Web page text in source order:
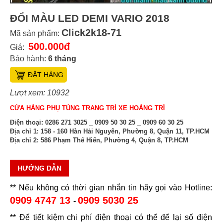
ĐỔI MÀU LED DEMI VARIO 2018
Mã sản phẩm: Click2k18-71
Giá: 500.000đ
Bảo hành: 6 tháng
ĐẶT HÀNG
Lượt xem: 10932
CỬA HÀNG PHỤ TÙNG TRANG TRÍ XE HOÀNG TRÍ
Điện thoại: 0286 271 3025 _ 0909 50 30 25 _ 0909 60 30 25
Địa chỉ 1: 158 - 160 Hàn Hải Nguyên, Phường 8, Quận 11, TP.HCM
Địa chỉ 2: 586 Phạm Thế Hiển, Phường 4, Quận 8, TP.HCM
HƯỚNG DẪN
** Nếu không có thời gian nhắn tin hãy gọi vào Hotline:
0909 4747 13 - 0909 5030 25
** Để tiết kiệm chi phí điện thoại có thể để lại số điện